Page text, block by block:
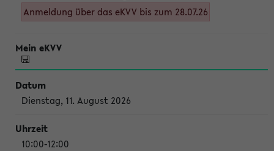
Anmeldung über das eKVV bis zum 28.07.26
Dienstag, 11. August 2026
10:00-12:00